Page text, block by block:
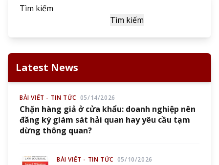
Tìm kiếm
Tìm kiếm
Latest News
BÀI VIẾT - TIN TỨC 05/14/2026
Chặn hàng giả ở cửa khẩu: doanh nghiệp nên
đăng ký giám sát hải quan hay yêu cầu tạm
dừng thông quan?
BÀI VIẾT - TIN TỨC 05/10/2026